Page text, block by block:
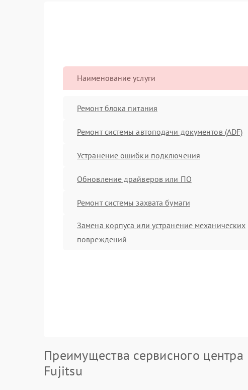
Наименование услуги
Ремонт блока питания
Ремонт системы автоподачи документов (ADF)
Устранение ошибки подключения
Обновление драйверов или ПО
Ремонт системы захвата бумаги
Замена корпуса или устранение механических
повреждений
Преимущества сервисного центра
Fujitsu